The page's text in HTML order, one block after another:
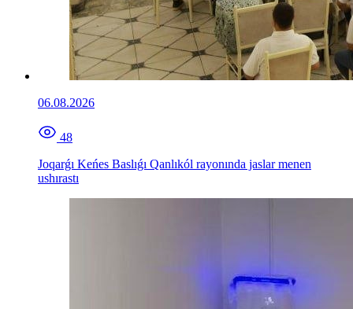
06.08.2026
48
Joqarǵı Keńes Baslıǵı Qanlıkól rayonında jaslar menen
ushırastı